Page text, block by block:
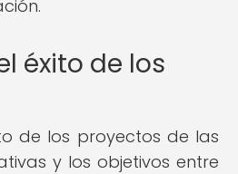
éxito de los
de los proyectos de las
y los objetivos entre